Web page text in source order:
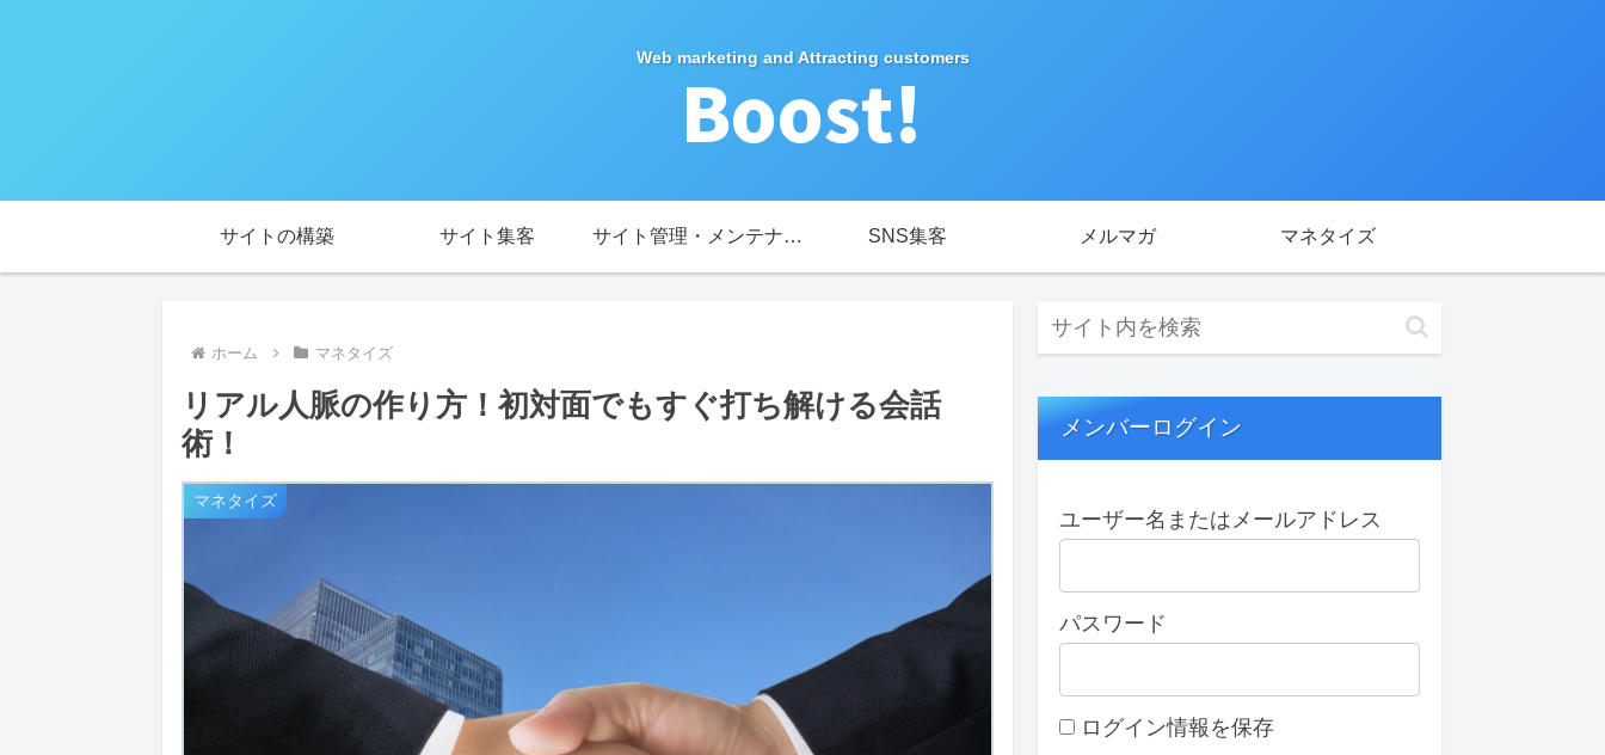
Web marketing and Attracting customers
サイトの構築 サイト集客 サイト管理・メンテナンス SNS集客 メルマガ マネタイズ
ホーム マネタイズ
リアル人脈の作り方！初対面でもすぐ打ち解ける会話
術！
マネタイズ
メンバーログイン
ユーザー名またはメールアドレス
パスワード
ログイン情報を保存